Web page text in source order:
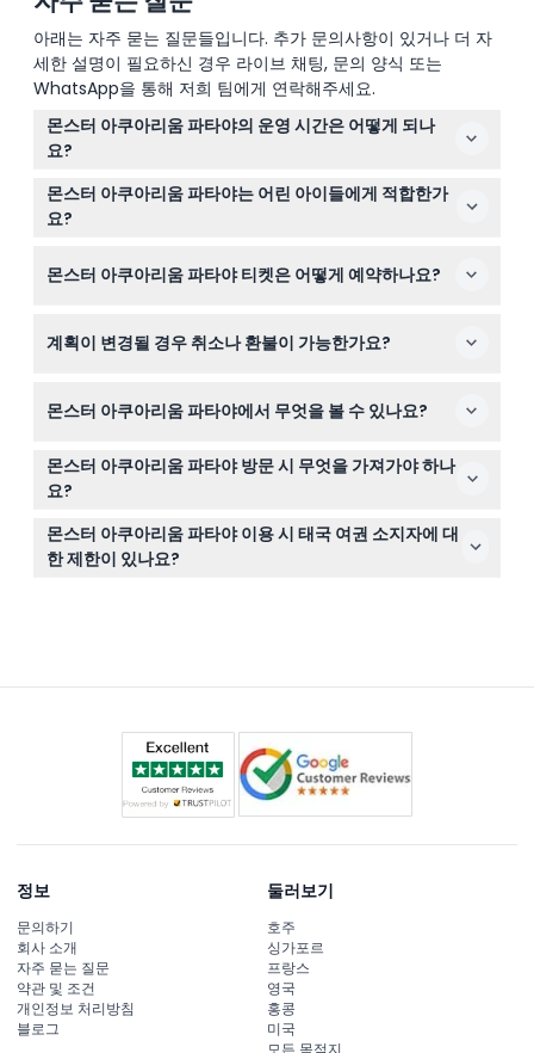
아래는 자주 묻는 질문들입니다. 추가 문의사항이 있거나 더 자
세한 설명이 필요하신 경우 라이브 채팅, 문의 양식 또는
WhatsApp을 통해 저희 팀에게 연락해주세요.
몬스터 아쿠아리움 파타야의 운영 시간은 어떻게 되나
요?
몬스터 아쿠아리움 파타야는 매일 오전 9시부터 오후 6시
까지 운영되며, 마지막 입장은 오후 4시에 가능합니다(변
동될 수 있으니 예약 시 확인 바랍니다).
몬스터 아쿠아리움 파타야는 어린 아이들에게 적합한가
요?
족 단위 방문에 좋습니다. 키가 140cm 이상인 어린이는 성
몬스터 아쿠아리움 파타야 티켓은 어떻게 예약하나요?
활한 입장을 위해 방문 예정 시간 최소 2시간 전에 예약하
계획이 변경될 경우 취소나 환불이 가능한가요?
하니 예약 전에 날짜와 시간을 꼭 확인하세요.
몬스터 아쿠아리움 파타야에서 무엇을 볼 수 있나요?
16개의 다양한 동물 구역을 탐험할 수 있으며, 대형 수조, 파
충류관, 인터랙티브 먹이 주기 구역, 그리고 멋진 10미터 수
중 터널이 포함되어 있습니다.
몬스터 아쿠아리움 파타야 방문 시 무엇을 가져가야 하나
요?
걷기 편한 신발과 놀라운 수중 및 이국적인 동물을 촬영할
카메라를 가져가세요. 특별한 장비는 필요하지 않습니다.
몬스터 아쿠아리움 파타야 이용 시 태국 여권 소지자에 대
한 제한이 있나요?
정보
문의하기
회사 소개
자주 묻는 질문
약관 및 조건
개인정보 처리방침
블로그
둘러보기
호주
싱가포르
프랑스
영국
홍콩
미국
모든 목적지